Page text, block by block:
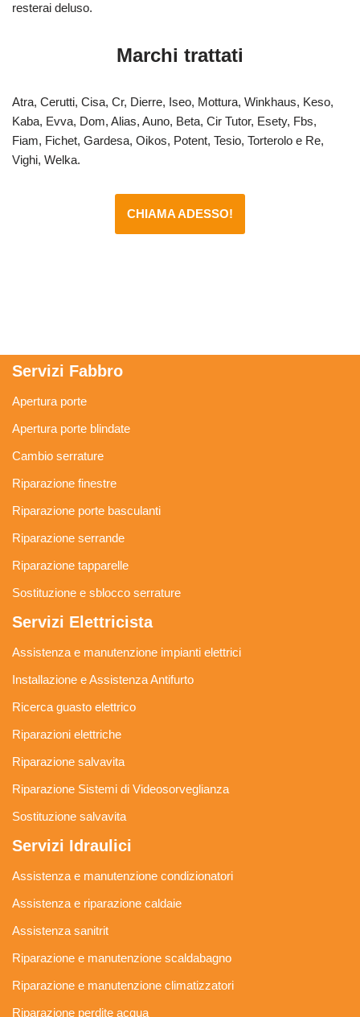
resterai deluso.
Marchi trattati
Atra, Cerutti, Cisa, Cr, Dierre, Iseo, Mottura, Winkhaus, Keso,
Kaba, Evva, Dom, Alias, Auno, Beta, Cir Tutor, Esety, Fbs,
Fiam, Fichet, Gardesa, Oikos, Potent, Tesio, Torterolo e Re,
Vighi, Welka.
CHIAMA ADESSO!
Servizi Fabbro
Apertura porte
Apertura porte blindate
Cambio serrature
Riparazione finestre
Riparazione porte basculanti
Riparazione serrande
Riparazione tapparelle
Sostituzione e sblocco serrature
Servizi Elettricista
Assistenza e manutenzione impianti elettrici
Installazione e Assistenza Antifurto
Ricerca guasto elettrico
Riparazioni elettriche
Riparazione salvavita
Riparazione Sistemi di Videosorveglianza
Sostituzione salvavita
Servizi Idraulici
Assistenza e manutenzione condizionatori
Assistenza e riparazione caldaie
Assistenza sanitrit
Riparazione e manutenzione scaldabagno
Riparazione e manutenzione climatizzatori
Riparazione perdite acqua